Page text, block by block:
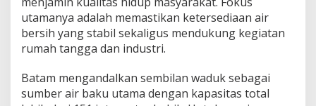
utamanya adalah memastikan ketersediaan air
bersih yang stabil sekaligus mendukung kegiatan
rumah tangga dan industri.
Batam mengandalkan sembilan waduk sebagai
sumber air baku utama dengan kapasitas total